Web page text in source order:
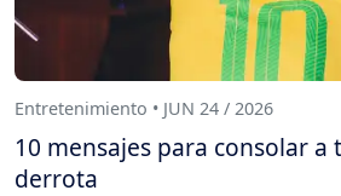
Entretenimiento • JUN 24 / 2026
10 mensajes para consolar
derrota